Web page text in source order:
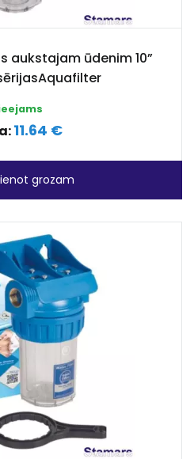
aukstajam ūdenim 10”
11.64 €
grozam